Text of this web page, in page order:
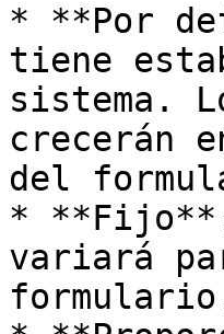
* **Por
tiene
sistema.
crecerán
del
*
variará